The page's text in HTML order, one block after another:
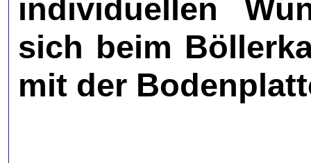
individuellen
sich beim
mit der